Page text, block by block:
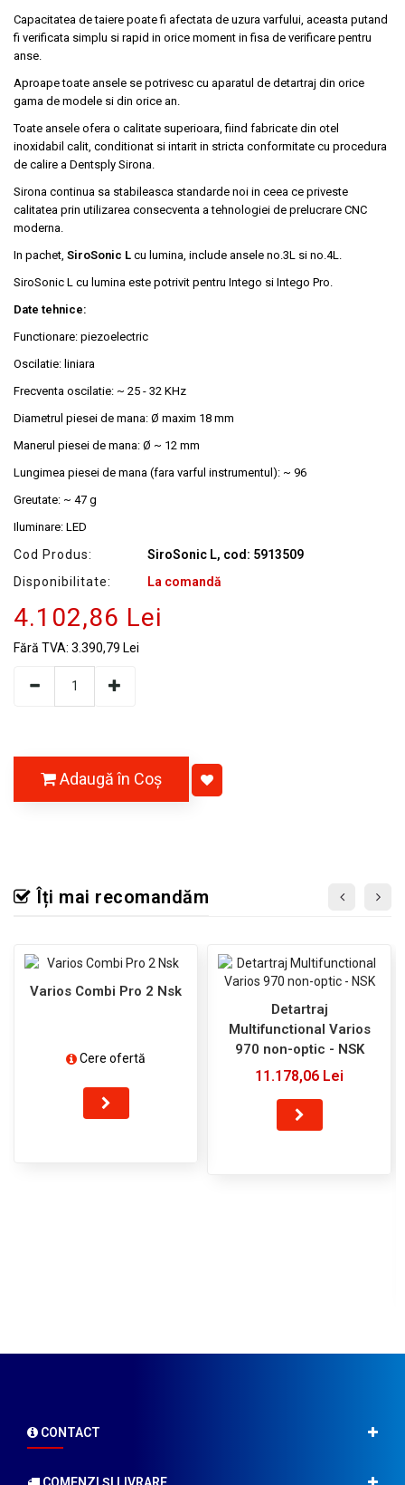
Capacitatea de taiere poate fi afectata de uzura varfului, aceasta putand
fi verificata simplu si rapid in orice moment in fisa de verificare pentru
anse.
Aproape toate ansele se potrivesc cu aparatul de detartraj din orice
gama de modele si din orice an.
Toate ansele ofera o calitate superioara, fiind fabricate din otel
inoxidabil calit, conditionat si intarit in stricta conformitate cu procedura
de calire a Dentsply Sirona.
Sirona continua sa stabileasca standarde noi in ceea ce priveste
calitatea prin utilizarea consecventa a tehnologiei de prelucrare CNC
moderna.
In pachet, SiroSonic L cu lumina, include ansele no.3L si no.4L.
SiroSonic L cu lumina este potrivit pentru Intego si Intego Pro.
Date tehnice:
Functionare: piezoelectric
Oscilatie: liniara
Frecventa oscilatie: ~ 25 - 32 KHz
Diametrul piesei de mana: Ø maxim 18 mm
Manerul piesei de mana: Ø ~ 12 mm
Lungimea piesei de mana (fara varful instrumentul): ~ 96
Greutate: ~ 47 g
Iluminare: LED
Cod Produs:
SiroSonic L, cod: 5913509
Disponibilitate:
La comandă
4.102,86 Lei
Fără TVA: 3.390,79 Lei
Adaugă în Coş
Îți mai recomandăm
Varios Combi Pro 2 Nsk
Cere ofertă
Detartraj
Multifunctional Varios
970 non-optic - NSK
11.178,06 Lei
CONTACT